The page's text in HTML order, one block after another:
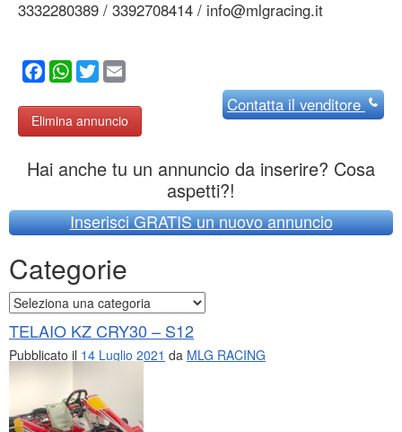
3332280389 / 3392708414 / info@mlgracing.it
Facebook
WhatsApp
Twitter
Elimina annuncio
Contattail venditore
Hai anche tu un annuncio da inserire? Cosa
aspetti?!
Inserisci GRATIS un nuovo annuncio
Categorie
Categorie
TELAIO KZ CRY30 – S12
Pubblicato il 14 Luglio 2021 da MLG RACING